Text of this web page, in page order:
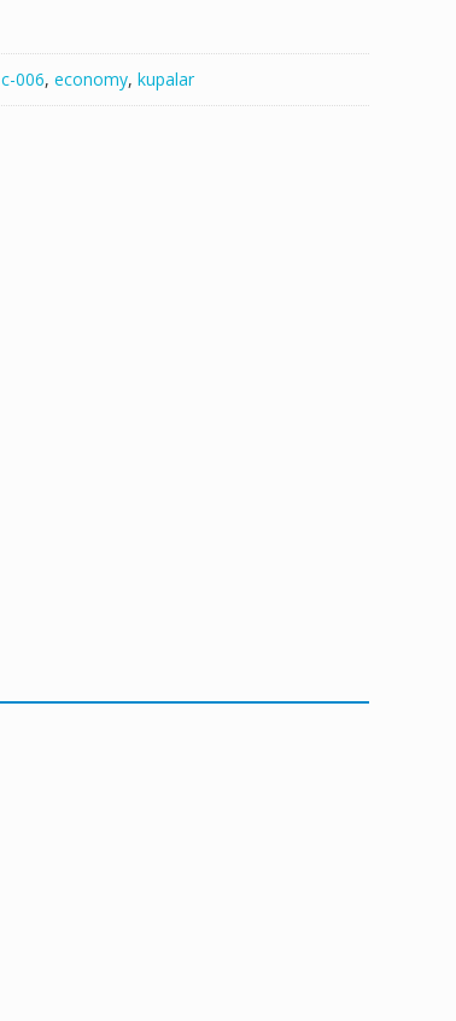
c-006, economy, kupalar